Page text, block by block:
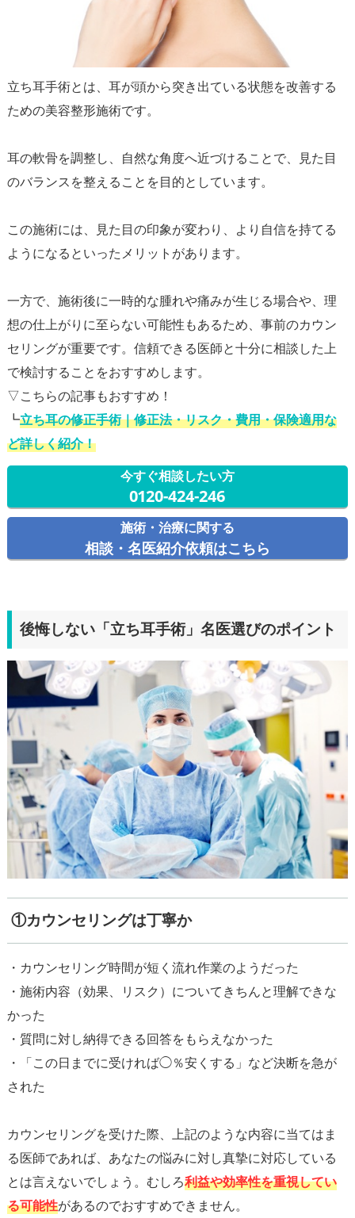
立ち耳手術とは、耳が頭から突き出ている状態を改善する
ための美容整形施術です。
耳の軟骨を調整し、自然な角度へ近づけることで、見た目
のバランスを整えることを目的としています。
この施術には、見た目の印象が変わり、より自信を持てる
ようになるといったメリットがあります。
一方で、施術後に一時的な腫れや痛みが生じる場合や、理
想の仕上がりに至らない可能性もあるため、事前のカウン
セリングが重要です。信頼できる医師と十分に相談した上
で検討することをおすすめします。
▽こちらの記事もおすすめ！
┗立ち耳の修正手術｜修正法・リスク・費用・保険適用な
ど詳しく紹介！
今すぐ相談したい方
0120-424-246
施術・治療に関する
相談・名医紹介依頼はこちら
後悔しない「立ち耳手術」名医選びのポイント
①カウンセリングは丁寧か
・カウンセリング時間が短く流れ作業のようだった
・施術内容（効果、リスク）についてきちんと理解できな
かった
・質問に対し納得できる回答をもらえなかった
・「この日までに受ければ◯％安くする」など決断を急が
された
カウンセリングを受けた際、上記のような内容に当てはま
る医師であれば、あなたの悩みに対し真摯に対応している
とは言えないでしょう。むしろ利益や効率性を重視してい
る可能性